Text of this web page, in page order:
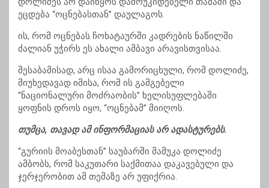
ეცდება “ოცნებასთან” დაულაგოს.
ის, რომ ოცნებას ჩოხატაურში კადრების ნაწილში
ძალიან უჭირს ეს ახალი ამბავი არავისთვისაა.
შესაბამისად, არც ისაა გამორიცხული, რომ დოლიძე,
მიუხედავად იმისა, რომ ის გამგებელი
“ნაციონალური მოძრაობის” ხელისუფლებაში
ყოფნის დროს იყო, “ოცნებამ” მიიღოს.
თუმცა, თავად ამ ინფორმაციას არ ადასტურებს.
“გურიის მოაბესთან” საუბარში მამუკა დოლიძე
ამბობს, რომ საკუთარი საქმითაა დაკავებული და
ჯერჯერობით ამ თემაზე არ უფიქრია.